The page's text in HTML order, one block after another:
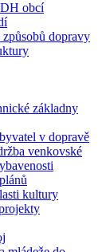
obcí
dopravy
základny
v dopravě
venkovské
kultury